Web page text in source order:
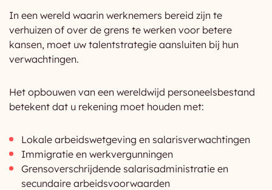
In een wereld waarin werknemers bereid zijn te
verhuizen of over de grens te werken voor betere
kansen, moet uw talentstrategie aansluiten bij hun
verwachtingen.
Het opbouwen van een wereldwijd personeelsbestand
betekent dat u rekening moet houden met:
Lokale arbeidswetgeving en salarisverwachtingen
Immigratie en werkvergunningen
Grensoverschrijdende salarisadministratie en
secundaire arbeidsvoorwaarden